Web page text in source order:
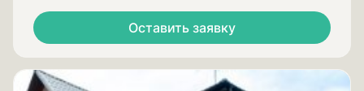
Оставить заявку